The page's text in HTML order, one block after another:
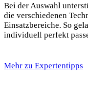
Bei der Auswahl
die verschiedenen
Einsatzbereiche. So
individuell perfekt
Mehr zu Expertentipps